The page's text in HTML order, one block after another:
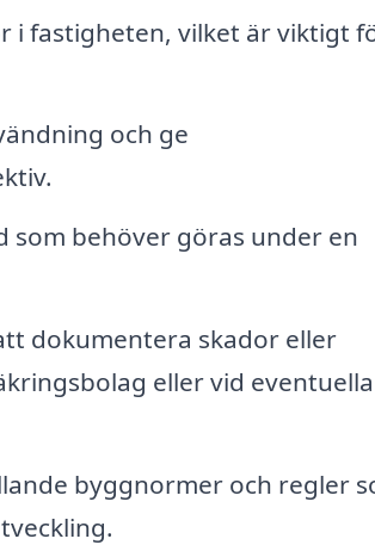
i fastigheten, vilket är viktigt
och ge
som behöver göras under en
dokumentera skador eller
eller vid eventuella
byggnormer och regler